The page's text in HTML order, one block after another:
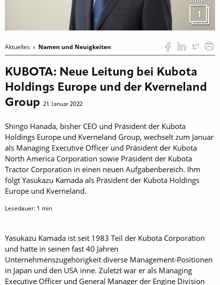
1
Aktuelles Namen und Neuigkeiten
KUBOTA: Neue Leitung bei Kubota
Holdings Europe und der Kverneland
Group 21. Januar 2022
Shingo Hanada, bisher CEO und Präsident der Kubota
Holdings Europe und Kverneland Group, wechselt zum Januar
als Managing Executive Officer und Präsident der Kubota
North America Corporation sowie Präsident der Kubota
Tractor Corporation in einen neuen Aufgabenbereich. Ihm
folgt Yasukazu Kamada als Präsident der Kubota Holdings
Europe und Kverneland.
Lesedauer: 1 min
Yasukazu Kamada ist seit 1983 Teil der Kubota Corporation
und hatte in seinen fast 40 Jahren
Unternehmenszugehörigkeit diverse Management-Positionen
in Japan und den USA inne. Zuletzt war er als Managing
Executive Officer und General Manager der Engine Division